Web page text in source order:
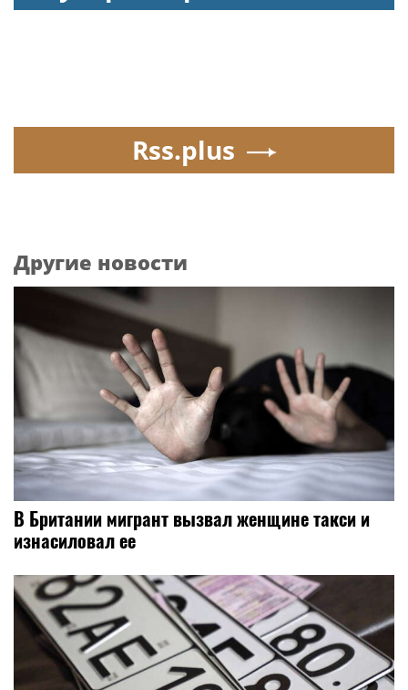
Rss.plus
Другие новости
В Британии мигрант вызвал женщине такси и
изнасиловал ее